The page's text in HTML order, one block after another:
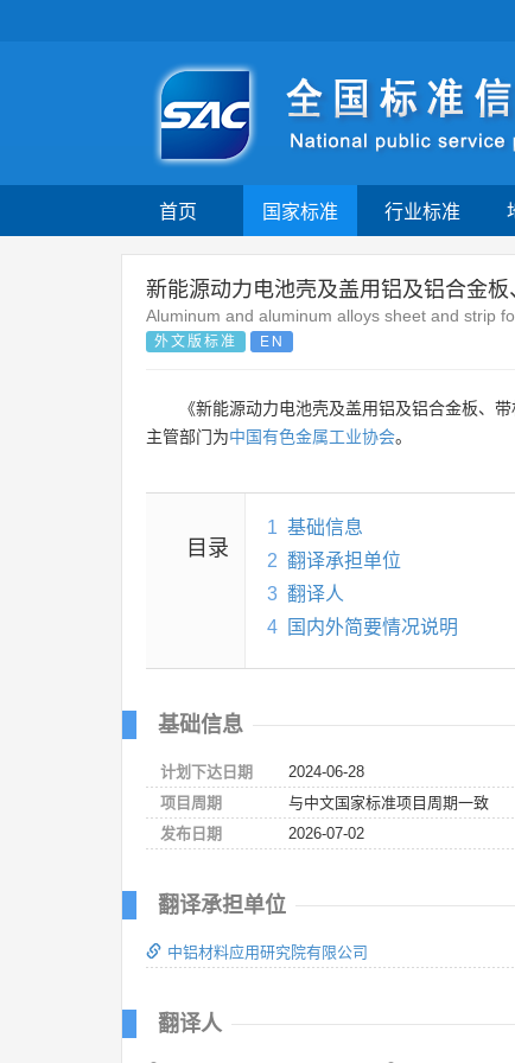
首页 国家标准 行业标准
新能源动力电池壳及盖用铝及铝合金板
Aluminum and aluminum alloys sheet and strip
外文版标准 EN
《新能源动力电池壳及盖用铝及铝合金板、
主管部门为中国有色金属工业协会。
目录
1 基础信息
2 翻译承担单位
3 翻译人
4
国内外简要情况说明
基础信息
计划下达日期
2024-06-28
项目周期
与中文国家标准项目周期一致
发布日期
2026-07-02
翻译承担单位
中铝材料应用研究院有限公司
翻译人